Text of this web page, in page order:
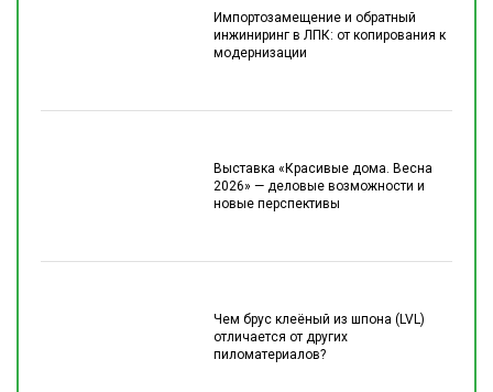
Импортозамещение и обратный
инжиниринг в ЛПК: от копирования к
модернизации
Выставка «Красивые дома. Весна
2026» — деловые возможности и
новые перспективы
Чем брус клеёный из шпона (LVL)
отличается от других
пиломатериалов?